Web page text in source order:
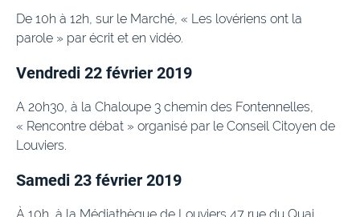
De 10h à 12h, sur le Marché, « Les lovériens ont la
parole » par écrit et en vidéo.
Vendredi 22 février 2019
A 20h30, à la Chaloupe 3 chemin des Fontennelles,
« Rencontre débat » organisé par le Conseil Citoyen de
Louviers.
Samedi 23 février 2019